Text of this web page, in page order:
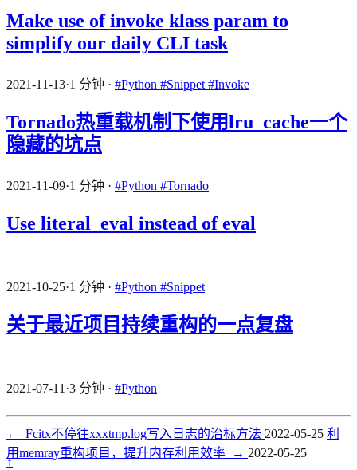
Make use of invoke klass param to
simplify our daily CLI task
2021-11-13·1 分钟 · #Python #Snippet #Invoke
Tornado热重载机制下使用lru_cache一个
隐藏的坑点
2021-11-09·1 分钟 · #Python #Tornado
Use literal_eval instead of eval
2021-10-25·1 分钟 · #Python #Snippet
关于最近项目持续重构的一点复盘
2021-07-11 ·3 分钟 · #Python
← Fcitx不停往xxxtmp.log写入日志的治标方法 2022-05-25 利
用memray重构项目，提升内存利用效率
→ 2022-05-25
↑